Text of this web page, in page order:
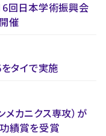
回日本学術振興会
催
タイで実施
カニクス専攻）が
績賞を受賞